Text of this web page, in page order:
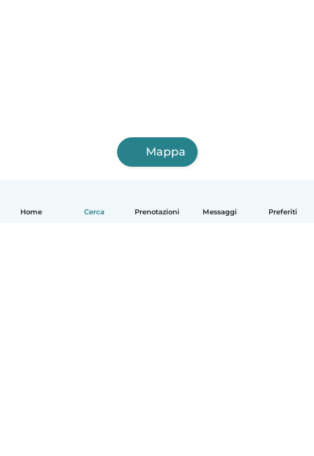
Home Cerca Prenotazioni Messaggi Preferiti
Mappa